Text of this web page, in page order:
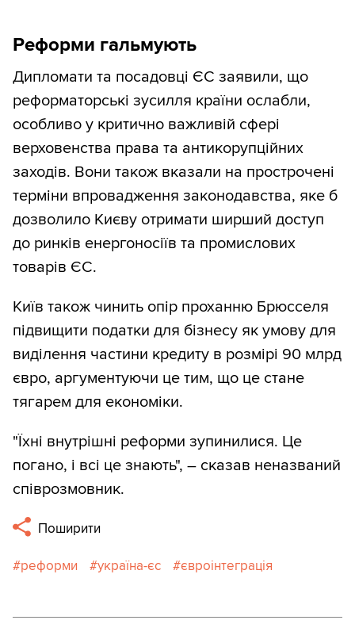
Реформи гальмують
Дипломати та посадовці ЄС заявили, що
реформаторські зусилля країни ослабли,
особливо у критично важливій сфері
верховенства права та антикорупційних
заходів. Вони також вказали на прострочені
терміни впровадження законодавства, яке б
дозволило Києву отримати ширший доступ
до ринків енергоносіїв та промислових
товарів ЄС.
Київ також чинить опір проханню Брюсселя
підвищити податки для бізнесу як умову для
виділення частини кредиту в розмірі 90 млрд
євро, аргументуючи це тим, що це стане
тягарем для економіки.
"Їхні внутрішні реформи зупинилися. Це
погано, і всі це знають", – сказав неназваний
співрозмовник.
Поширити
реформи україна-єс євроінтеграція